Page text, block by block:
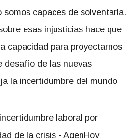
somos capaces de solventarla.
esas injusticias hace que
capacidad para proyectarnos
desafío de las nuevas
la incertidumbre del mundo